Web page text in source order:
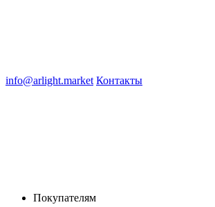
info@arlight.market Контакты
Покупателям